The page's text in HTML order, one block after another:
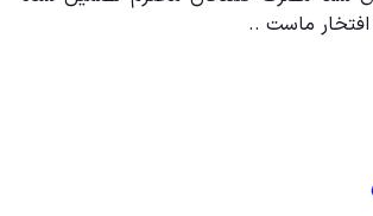
ماست ..